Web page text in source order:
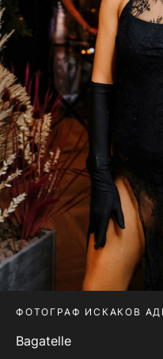
ФОТОГРАФ ИСКАКОВ
Bagatelle